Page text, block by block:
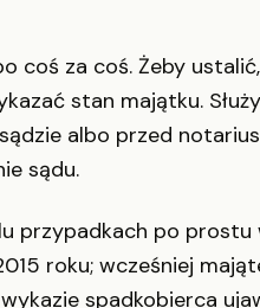
coś za coś. Żeby
stan majątku.
albo przed
sądu.
przypadkach po prostu
roku; wcześniej
spadkobierca